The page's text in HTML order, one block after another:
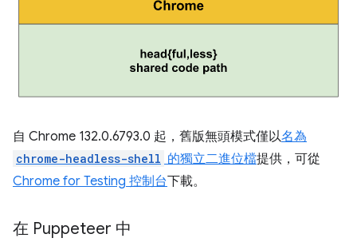
自 Chrome 132.0.6793.0 起，舊版無頭模式僅以名為
chrome-headless-shell 的獨立二進位檔提供，可從
Chrome for Testing 控制台下載。
在 Puppeteer 中